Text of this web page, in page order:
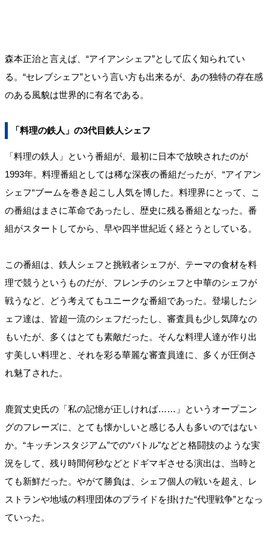
森本正治と言えば、“アイアンシェフ”として広く知られてい
る。“セレブシェフ”という言い方も出来るが、あの独特の存在感
のある風貌は世界的に有名である。
「料理の鉄人」の3代目鉄人シェフ
「料理の鉄人」という番組が、最初に日本で放映されたのが
1993年。料理番組としては稀な深夜の番組だったが、“アイアン
シェフ“ブームを巻き起こし人気を博した。料理界にとって、こ
の番組はまさに革命であったし、歴史に残る番組となった。番
組がスタートしてから、早や四半世紀近く経とうとしている。
この番組は、鉄人シェフと挑戦者シェフが、テーマの食材を料
理で競うというものだが、フレンチのシェフと中華のシェフが
戦うなど、どう考えてもユニークな番組であった。登場したシ
ェフ達は、皆超一流のシェフだったし、審査員も少し気障なの
もいたが、多くはとても素敵だった。そんな料理人達が作り出
す美しい料理と、それを彩る華麗な審査員達に、多くが圧倒さ
れ魅了された。
鹿賀丈史氏の「私の記憶が正しければ……」というオープニン
グのフレーズに、とても懐かしいと感じる人も多いのではない
か。“キッチンスタジアム”での“バトル”などと格闘技のような実
況をして、残り時間何秒などとドギマギさせる演出は、当時と
ても新鮮だった。やがて勝負は、シェフ個人の戦いを超え、レ
ストランや地域の料理団体のプライドを掛けた“代理戦争”となっ
ていった。